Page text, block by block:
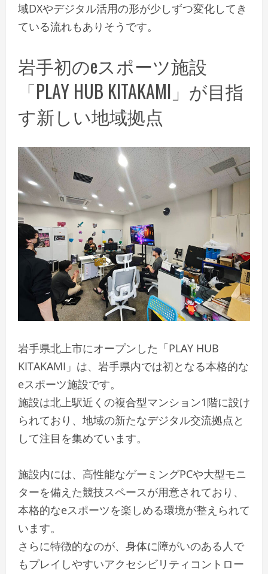
域DXやデジタル活用の形が少しずつ変化してき
ている流れもありそうです。
岩手初のeスポーツ施設
「PLAY HUB KITAKAMI」が目指
す新しい地域拠点
岩手県北上市にオープンした「PLAY HUB
KITAKAMI」は、岩手県内では初となる本格的な
eスポーツ施設です。
施設は北上駅近くの複合型マンション1階に設け
られており、地域の新たなデジタル交流拠点と
して注目を集めています。
施設内には、高性能なゲーミングPCや大型モニ
ターを備えた競技スペースが用意されており、
本格的なeスポーツを楽しめる環境が整えられて
います。
さらに特徴的なのが、身体に障がいのある人で
もプレイしやすいアクセシビリティコントロー